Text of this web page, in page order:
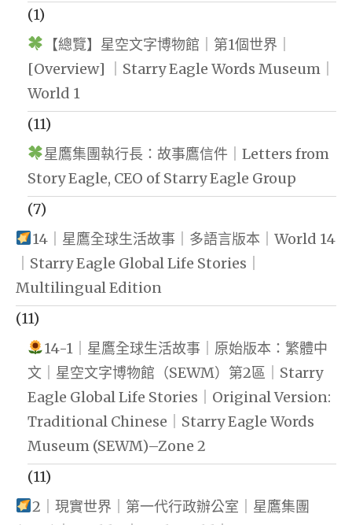
(1)
【總覽】星空文字博物館｜第1個世界｜
[Overview] ｜Starry Eagle Words Museum｜
World 1
(11)
星鷹集團執行長：故事鷹信件｜Letters from
Story Eagle, CEO of Starry Eagle Group
(7)
14｜星鷹全球生活故事｜多語言版本｜World 14
｜Starry Eagle Global Life Stories｜
Multilingual Edition
(11)
14-1｜星鷹全球生活故事｜原始版本：繁體中
文｜星空文字博物館（SEWM）第2區｜Starry
Eagle Global Life Stories｜Original Version:
Traditional Chinese｜Starry Eagle Words
Museum (SEWM)–Zone 2
(11)
2｜現實世界｜第一代行政辦公室｜星鷹集團